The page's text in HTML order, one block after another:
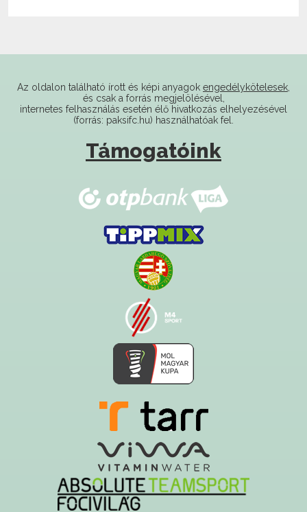
internetes felhasználás esetén élő hivatkozás elhelyezésével
(forrás: paksifc.hu) használhatóak fel.
Támogatóink
Ezt az oldalt a Hawk System készítette és üzemelteti!